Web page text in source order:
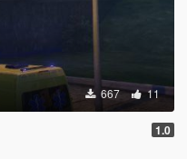
667 11
1.0